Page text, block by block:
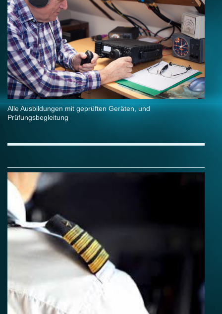
Alle Ausbildungen mit geprüften Geräten, und
Prüfungsbegleitung